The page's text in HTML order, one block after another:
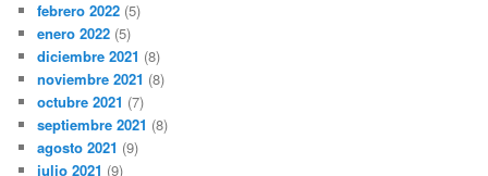
febrero 2022 (5)
enero 2022 (5)
diciembre 2021 (8)
noviembre 2021 (8)
octubre 2021 (7)
septiembre 2021 (8)
agosto 2021 (9)
julio 2021 (9)